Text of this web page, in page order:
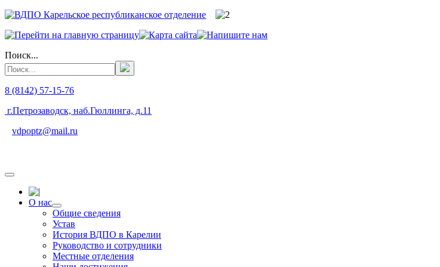
Поиск...
8 (8142) 57-15-76
г.Петрозаводск, наб.Гюллинга, д.11
vdpoptz@mail.ru
О нас
Общие сведения
Устав
История ВДПО в Карелии
Руководство и сотрудники
Местные отделения